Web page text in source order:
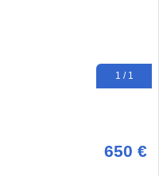
1 / 1
650 €